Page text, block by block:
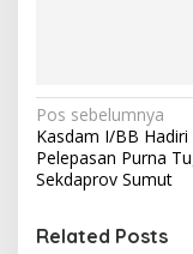
N
a
v
i
Pos sebelumnya
Kasdam I/BB Hadiri
Pelepasan Purna
Sekdaprov Sumut
Related Posts